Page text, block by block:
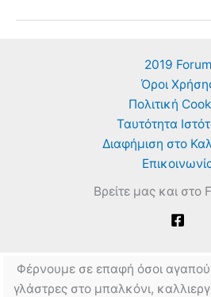
Κήπο
2019 Forum
Όροι
Πολιτική
Ταυτότητα
Διαφήμιση στο
Βρείτε μας και στο
Φέρνουμε σε επαφή όσοι
γλάστρες στο μπαλκόνι,